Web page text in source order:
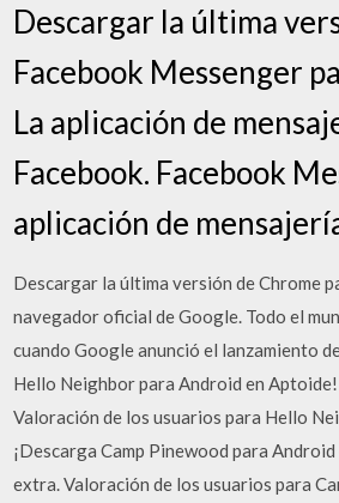
Descargar la última
Facebook Messenger
La aplicación de
Facebook. Facebook
aplicación de
Descargar la última versión de Chrome
navegador oficial de Google. Todo el
cuando Google anunció el lanzamiento
Hello Neighbor para Android en Aptoide!
Valoración de los usuarios para Hello
¡Descarga Camp Pinewood para
extra. Valoración de los usuarios para